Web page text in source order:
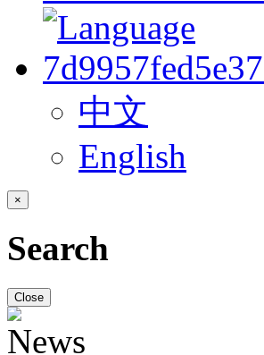
中文
English
×
Search
Close